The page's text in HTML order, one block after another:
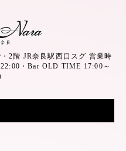
2階 JR奈良駅西口スグ 営業時
・Bar OLD TIME 17:00～